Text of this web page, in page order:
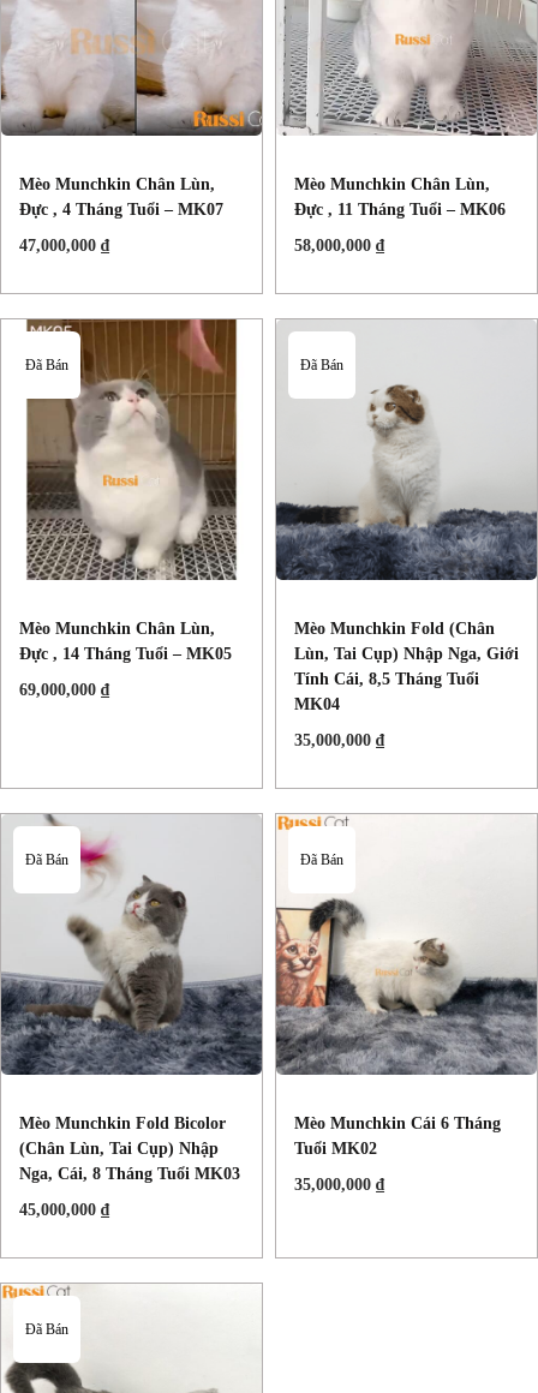
Mèo Munchkin Chân Lùn,
Đực , 4 Tháng Tuổi – MK07
47,000,000 ₫
Mèo Munchkin Chân Lùn,
Đực , 11 Tháng Tuổi – MK06
58,000,000 ₫
Đã Bán
Mèo Munchkin Chân Lùn,
Đực , 14 Tháng Tuổi – MK05
69,000,000 ₫
Đã Bán
Mèo Munchkin Fold (chân
Lùn, Tai Cụp) Nhập Nga, Giới
Tính Cái, 8,5 Tháng Tuổi
MK04
35,000,000 ₫
Đã Bán
Mèo Munchkin Fold Bicolor
(chân Lùn, Tai Cụp) Nhập
Nga, Cái, 8 Tháng Tuổi MK03
45,000,000 ₫
Đã Bán
Mèo Munchkin Cái 6 Tháng
Tuổi MK02
35,000,000 ₫
Đã Bán